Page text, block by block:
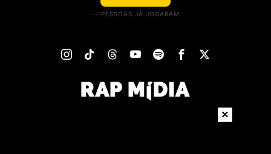
-- PESSOAS JÁ JOGARAM
×